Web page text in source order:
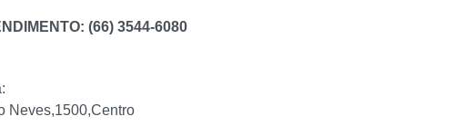
(66) 3544-6080
Neves,1500,Centro